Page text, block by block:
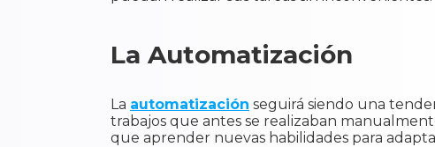
La Automatización
La automatización seguirá siendo una
trabajos que antes se realizaban
que aprender nuevas habilidades para